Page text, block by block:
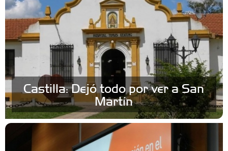
Castilla: Dejó todo por ver a San
Martín